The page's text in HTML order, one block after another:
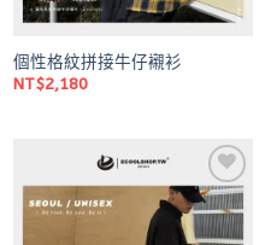
個性格紋拼接牛仔襯衫
NT$2,180
Add to
wishlist